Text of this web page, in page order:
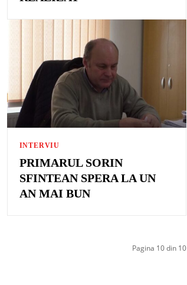
INTERVIU
PRIMARUL SORIN
SFINTEAN SPERA LA UN
AN MAI BUN
Pagina 10 din 10